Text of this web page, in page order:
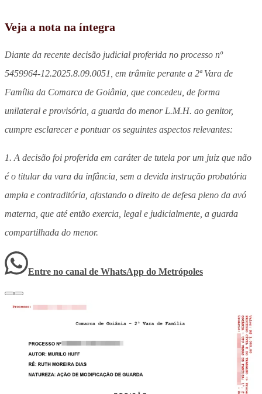
Veja a nota na íntegra
Diante da recente decisão judicial proferida no processo nº
5459964-12.2025.8.09.0051, em trâmite perante a 2ª Vara de
Família da Comarca de Goiânia, que concedeu, de forma
unilateral e provisória, a guarda do menor L.M.H. ao genitor,
cumpre esclarecer e pontuar os seguintes aspectos relevantes:
1. A decisão foi proferida em caráter de tutela por um juiz que não
é o titular da vara da infância, sem a devida instrução probatória
ampla e contraditória, afastando o direito de defesa pleno da avó
materna, que até então exercia, legal e judicialmente, a guarda
compartilhada do menor.
Entre no canal de WhatsApp do Metrópoles